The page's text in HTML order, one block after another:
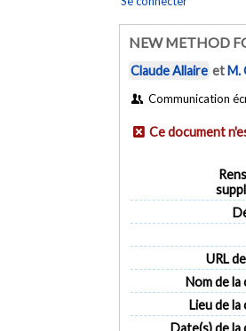
NEW METHOD
Claude Allaire etM.
Communication
Ce document
URL
Nom de
Lieu de